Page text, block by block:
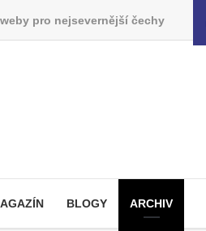
weby pro nejsevernější čechy
BLOGY ARCHIV